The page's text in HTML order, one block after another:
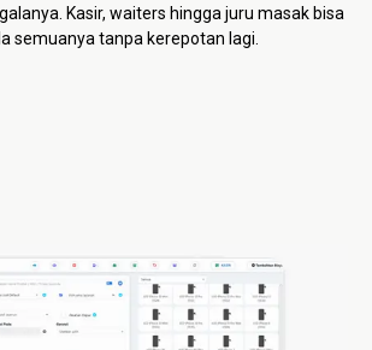
Kasir, waiters hingga juru masak bisa
semuanya tanpa kerepotan lagi.